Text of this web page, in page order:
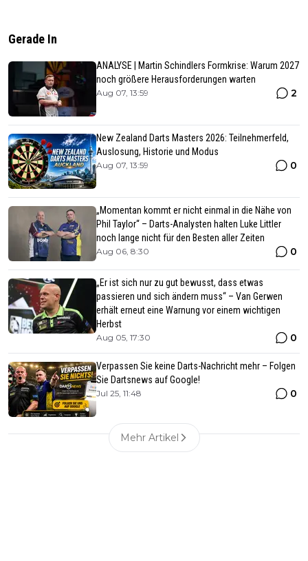
Gerade In
ANALYSE | Martin Schindlers Formkrise: Warum 2027
noch größere Herausforderungen warten
Aug 07, 13:59 2
New Zealand Darts Masters 2026: Teilnehmerfeld,
Auslosung, Historie und Modus
Aug 07, 13:59 0
„Momentan kommt er nicht einmal in die Nähe von
Phil Taylor“ – Darts-Analysten halten Luke Littler
noch lange nicht für den Besten aller Zeiten
Aug 06, 8:30 0
„Er ist sich nur zu gut bewusst, dass etwas
passieren und sich ändern muss“ – Van Gerwen
erhält erneut eine Warnung vor einem wichtigen
Herbst
Aug 05, 17:30 0
Verpassen Sie keine Darts-Nachricht mehr – Folgen
Sie Dartsnews auf Google!
Jul 25, 11:48 0
Mehr Artikel